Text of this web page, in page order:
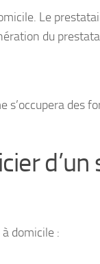
Le
du
s’occupera des
d’un
domicile :